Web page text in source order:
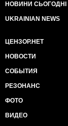
НОВИНИ СЬОГОДНІ
UKRAINIAN NEWS
ЦЕНЗОР.НЕТ
НОВОСТИ
СОБЫТИЯ
РЕЗОНАНС
ФОТО
ВИДЕО